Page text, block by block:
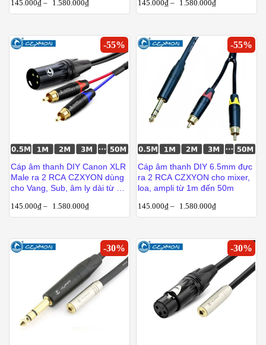
145.000₫ – 1.580.000₫ 145.000₫ – 1.580.000₫
-55%
Cáp âm thanh DIY Canon XLR
Male ra 2 RCA CZXYON dùng
cho Vang, Sub, âm ly dài từ 1m
145.000₫ – 1.580.000₫
-55%
Cáp âm thanh DIY 6.5mm đực
ra 2 RCA CZXYON cho mixer,
loa, ampli từ 1m đến 50m
145.000₫ – 1.580.000₫
-30% -30%